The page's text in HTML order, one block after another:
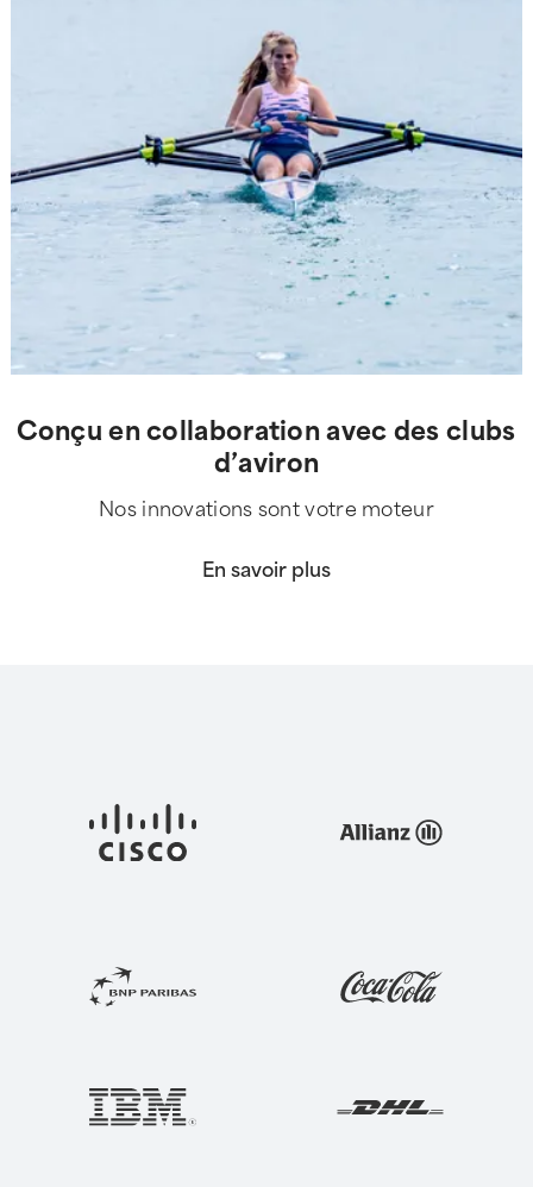
Conçu en collaboration avec des clubs
d’aviron
Nos innovations sont votre moteur
En savoir plus